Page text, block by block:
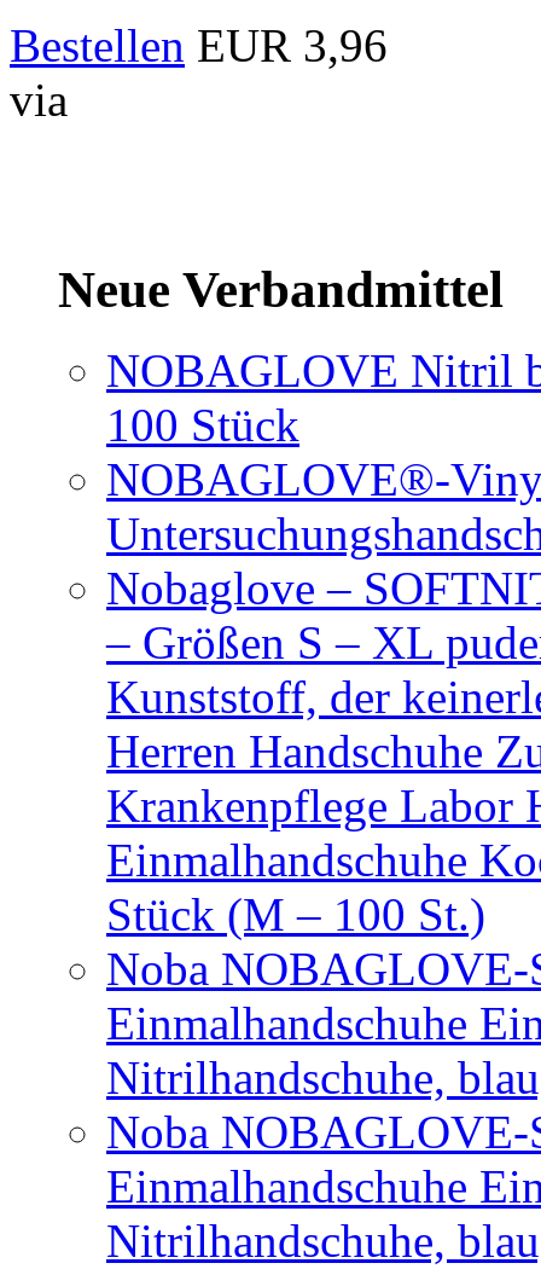
Bestellen EUR 3,96
via
Neue Verbandmittel
NOBAGLOVE Nitril
100 Stück
NOBAGLOVE®-
Nobaglove –
– Größen S – XL
Kunststoff, der
Herren Handschuhe
Krankenpflege Labor
Einmalhandschuhe
Stück (M – 100 St.)
Noba
Einmalhandschuhe
Nitrilhandschuhe,
Noba
Einmalhandschuhe
Nitrilhandschuhe,